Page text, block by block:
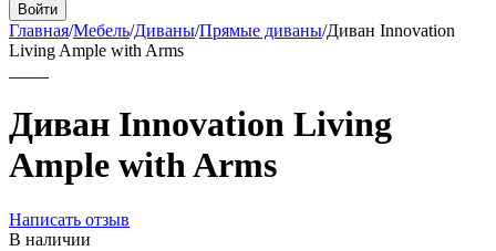
Войти
Главная/Мебель/Диваны/Прямые диваны/Диван Innovation
Living Ample with Arms
Диван Innovation Living
Ample with Arms
Написать отзыв
В наличии